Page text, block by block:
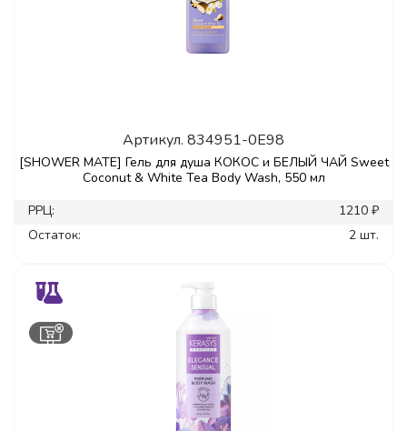
Артикул. 834951-0E98
[SHOWER MATE] Гель для душа КОКОС и БЕЛЫЙ ЧАЙ Sweet
Coconut & White Tea Body Wash, 550 мл
РРЦ:
1210 ₽
Остаток:
2 шт.